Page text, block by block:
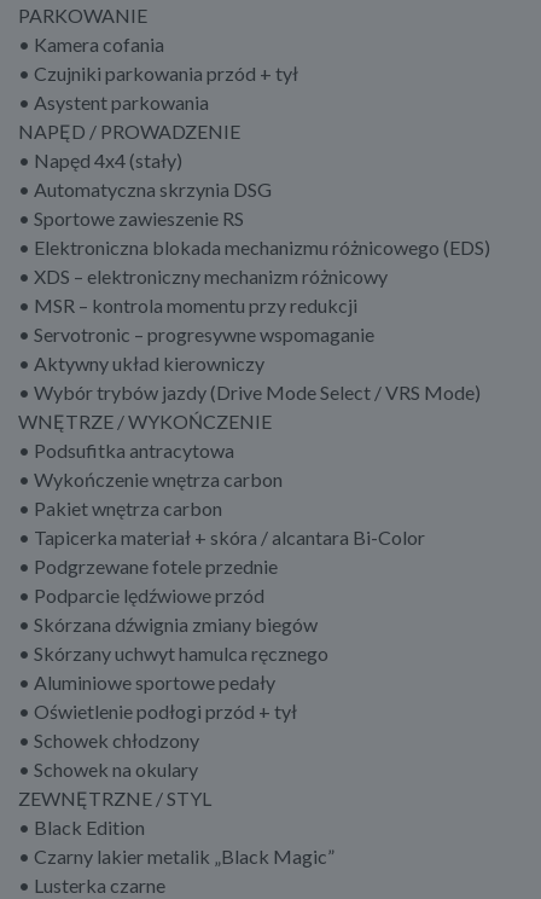
PARKOWANIE
• Kamera cofania
• Czujniki parkowania przód + tył
• Asystent parkowania
NAPĘD / PROWADZENIE
• Napęd 4x4 (stały)
• Automatyczna skrzynia DSG
• Sportowe zawieszenie RS
• Elektroniczna blokada mechanizmu różnicowego (EDS)
• XDS – elektroniczny mechanizm różnicowy
• MSR – kontrola momentu przy redukcji
• Servotronic – progresywne wspomaganie
• Aktywny układ kierowniczy
• Wybór trybów jazdy (Drive Mode Select / VRS Mode)
WNĘTRZE / WYKOŃCZENIE
• Podsufitka antracytowa
• Wykończenie wnętrza carbon
• Pakiet wnętrza carbon
• Tapicerka materiał + skóra / alcantara Bi-Color
• Podgrzewane fotele przednie
• Podparcie lędźwiowe przód
• Skórzana dźwignia zmiany biegów
• Skórzany uchwyt hamulca ręcznego
• Aluminiowe sportowe pedały
• Oświetlenie podłogi przód + tył
• Schowek chłodzony
• Schowek na okulary
ZEWNĘTRZNE / STYL
• Black Edition
• Czarny lakier metalik „Black Magic”
• Lusterka czarne